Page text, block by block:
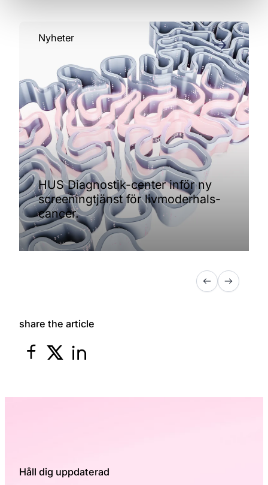
Nyheter
HUS Diagnostik-center inför ny
screeningtjänst för livmoderhals-
cancer.
share the article
Håll dig uppdaterad